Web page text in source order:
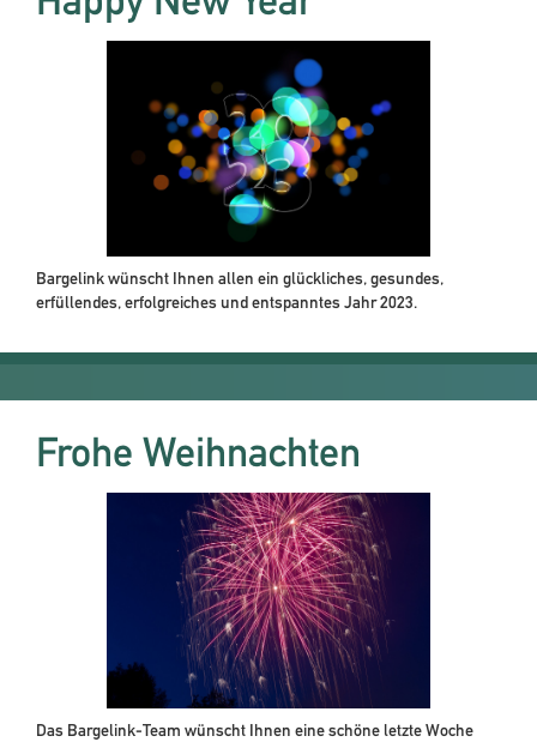
Bargelink wünscht Ihnen allen ein glückliches, gesundes,
erfüllendes, erfolgreiches und entspanntes Jahr 2023.
Frohe Weihnachten
Das Bargelink-Team wünscht Ihnen eine schöne letzte Woche